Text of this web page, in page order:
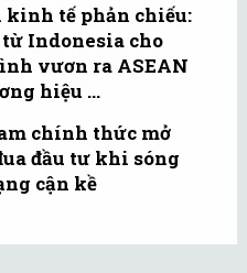
kinh tế phản chiếu:
Indonesia cho
vươn ra ASEAN
hiệu ...
chính thức mở
đầu tư khi sóng
cận kề